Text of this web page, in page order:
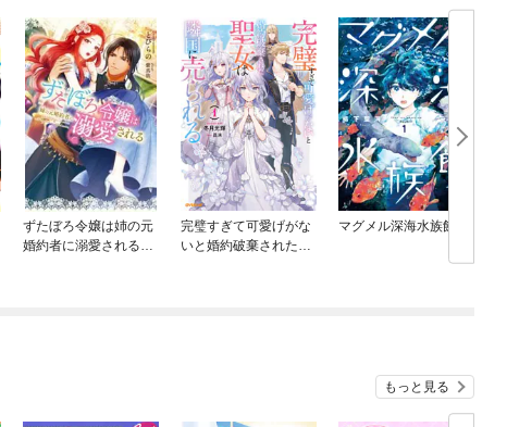
ずたぼろ令嬢は姉の元
婚約者に溺愛される
完璧すぎて可愛げがな
いと婚約破棄された聖
マグメル深海水族館
もっと見る